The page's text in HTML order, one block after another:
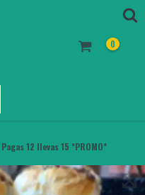
0
Pagas 12 llevas 15 *PROMO*